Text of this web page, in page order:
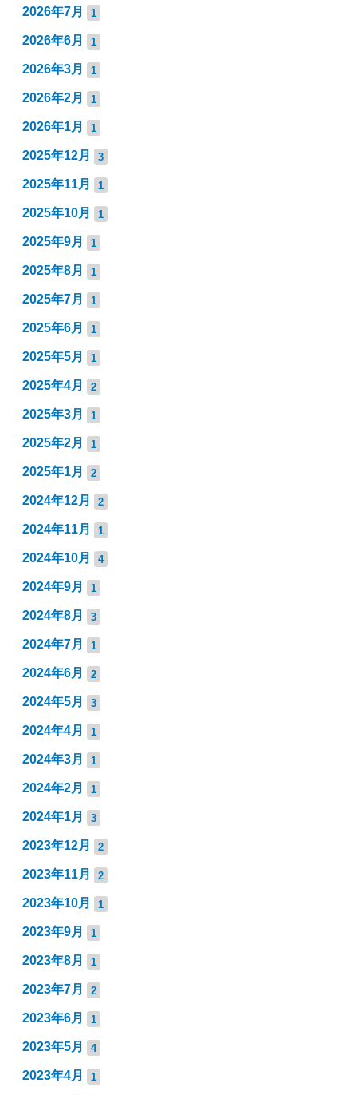
2026年7月 1
2026年6月 1
2026年3月 1
2026年2月 1
2026年1月 1
2025年12月 3
2025年11月 1
2025年10月 1
2025年9月 1
2025年8月 1
2025年7月 1
2025年6月 1
2025年5月 1
2025年4月 2
2025年3月 1
2025年2月 1
2025年1月 2
2024年12月 2
2024年11月 1
2024年10月 4
2024年9月 1
2024年8月 3
2024年7月 1
2024年6月 2
2024年5月 3
2024年4月 1
2024年3月 1
2024年2月 1
2024年1月 3
2023年12月 2
2023年11月 2
2023年10月 1
2023年9月 1
2023年8月 1
2023年7月 2
2023年6月 1
2023年5月 4
2023年4月 1